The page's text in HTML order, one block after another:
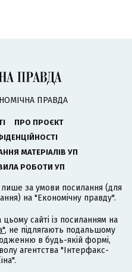
ПРАВДА
ПРО ПРОЄКТ
МАТЕРІАЛІВ УП
РОБОТИ УП
лише за умови посилання (для
на "Економічну правду".
цьому сайті із посиланням на
, не підлягають подальшому
в будь-якій формі,
агентства "Інтерфакс-